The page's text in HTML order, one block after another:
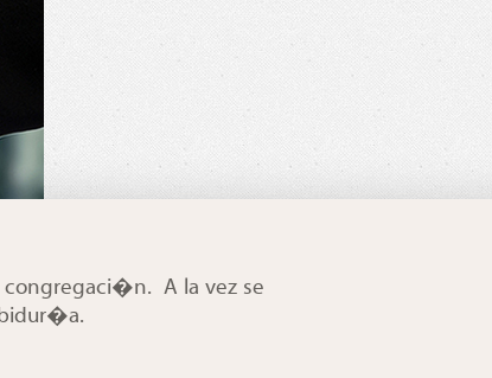
congregaci�n. A la vez se